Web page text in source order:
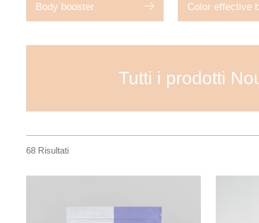
Body booster Color effective
Tutti i prodotti
68 Risultati